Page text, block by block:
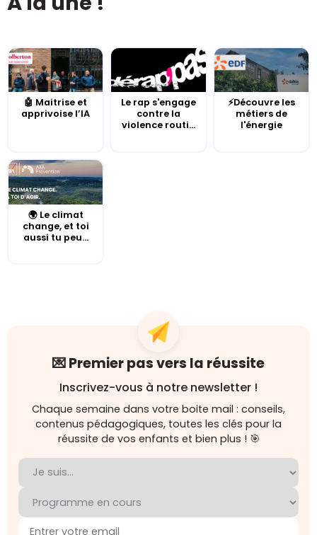
🤖 Maitrise et
apprivoise l’IA
Le rap s'engage
contre la
violence routi...
⚡Découvre les
métiers de
l'énergie
🌍 Le climat
change, et toi
aussi tu peu...
💌 Premier pas vers la réussite
Inscrivez-vous à notre newsletter !
Chaque semaine dans votre boite mail : conseils,
contenus pédagogiques, toutes les clés pour la
réussite de vos enfants et bien plus ! 🎯